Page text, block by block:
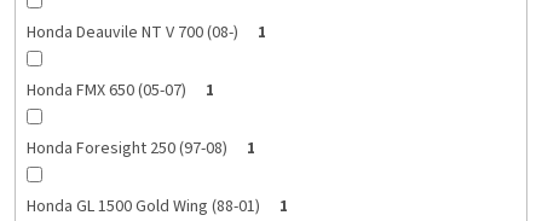
Honda Deauvile NT V 700 (08-) 1
Honda FMX 650 (05-07) 1
Honda Foresight 250 (97-08) 1
Honda GL 1500 Gold Wing (88-01) 1